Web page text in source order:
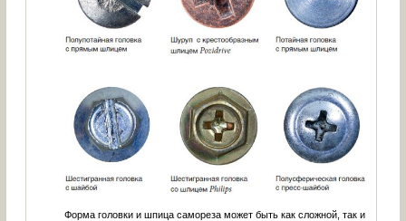
Форма головки и шпица самореза может быть как сложной, так и